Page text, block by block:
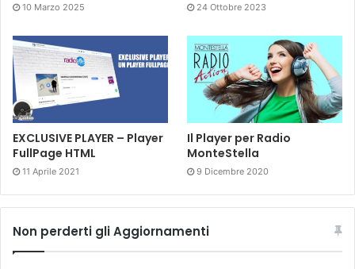
10 Marzo 2025 24 Ottobre 2023
EXCLUSIVE PLAYER – Player
FullPage HTML
11 Aprile 2021
Il Player per Radio
MonteStella
9 Dicembre 2020
Non perderti gli Aggiornamenti